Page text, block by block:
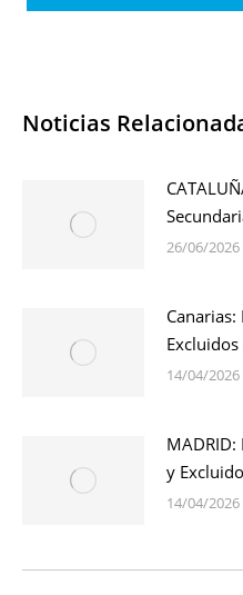
Noticias
26/06/2026
14/04/2026
MADRID:
y
14/04/2026